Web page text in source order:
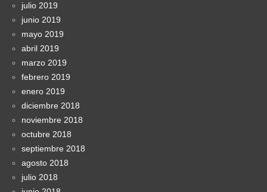
julio 2019
junio 2019
mayo 2019
abril 2019
marzo 2019
febrero 2019
enero 2019
diciembre 2018
noviembre 2018
octubre 2018
septiembre 2018
agosto 2018
julio 2018